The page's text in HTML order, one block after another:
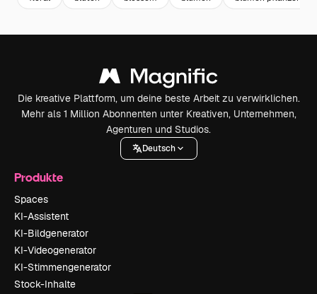
Die kreative Plattform, um deine beste Arbeit zu verwirklichen.
Mehr als 1 Million Abonnenten unter Kreativen, Unternehmen,
Agenturen und Studios.
Deutsch
Produkte
Spaces
KI-Assistent
KI-Bildgenerator
KI-Videogenerator
KI-Stimmengenerator
Stock-Inhalte